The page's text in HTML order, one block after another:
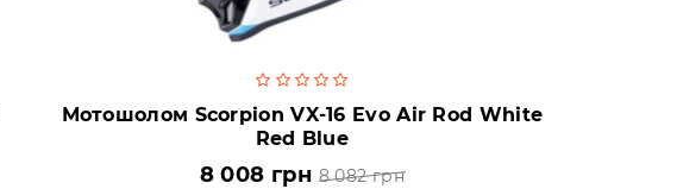
Мотошолом Scorpion VX-16 Evo Air Rod White
Red Blue
8 008 грн 8 082 грн